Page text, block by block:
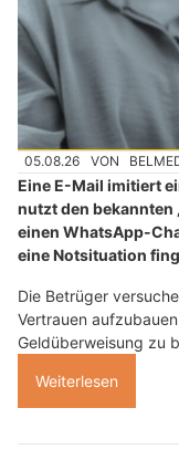
05.08.26 VON
Eine E-Mail imitiert
nutzt den bekannten
einen WhatsApp-
eine Notsituation
Die Betrüger
Vertrauen
Geldüberweisung zu
Weiterlesen